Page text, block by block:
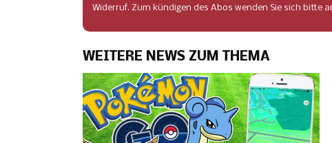
Widerruf. Zum kündigen des Abos wenden Sie sich bitte
WEITERE NEWS ZUM THEMA